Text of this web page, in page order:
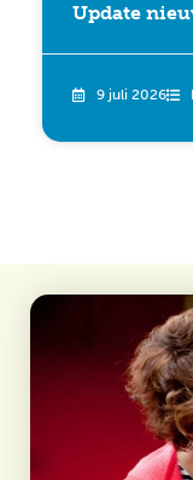
Update
9 juli 2026